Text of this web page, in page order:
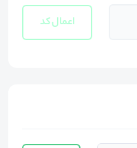
اعمال کد